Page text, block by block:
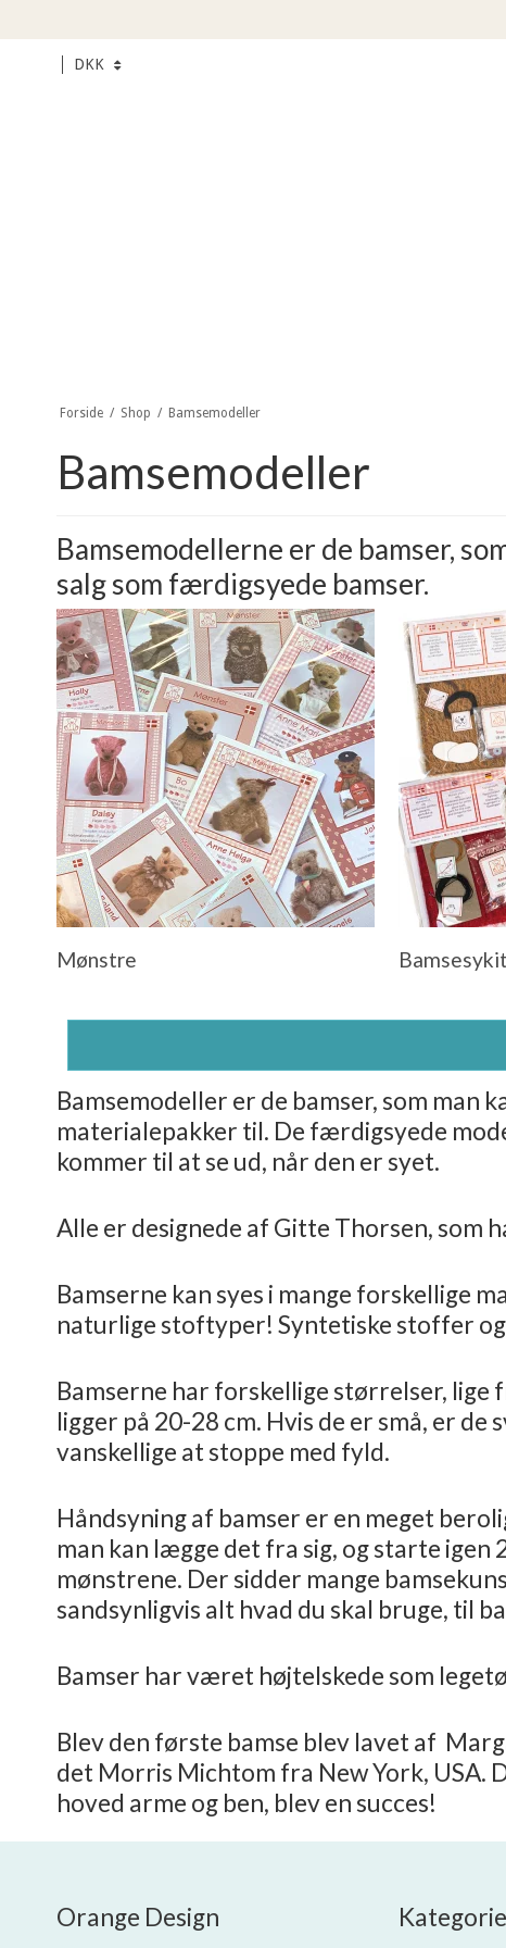
DKK
Forside / Shop / Bamsemodeller
Bamsemodeller
Bamsemodellerne er de bamser,
salg som færdigsyede bamser.
Mønstre Bamsesykit
Bamsemodeller er de bamser, som man
materialepakker til. De færdigsyede
kommer til at se ud, når den er syet.
Alle er designede af Gitte Thorsen, som
Bamserne kan syes i mange forskellige
naturlige stoftyper! Syntetiske stoffer
Bamserne har forskellige størrelser, lige
ligger på 20-28 cm. Hvis de er små, er
vanskellige at stoppe med fyld.
Håndsyning af bamser er en meget
man kan lægge det fra sig, og starte igen
mønstrene. Der sidder mange
sandsynligvis alt hvad du skal bruge, til
Bamser har været højtelskede som
Blev den første bamse blev lavet af
det Morris Michtom fra New York, USA.
hoved arme og ben, blev en succes!
Orange Design